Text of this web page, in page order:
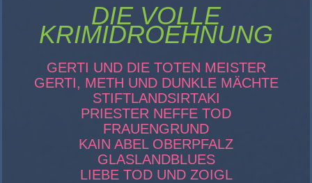
DIE VOLLE
KRIMIDROEHNUNG
GERTI UND DIE TOTEN MEISTER
GERTI, METH UND DUNKLE MÄCHTE
STIFTLANDSIRTAKI
PRIESTER NEFFE TOD
FRAUENGRUND
KAIN ABEL OBERPFALZ
GLASLANDBLUES
LIEBE TOD UND ZOIGL